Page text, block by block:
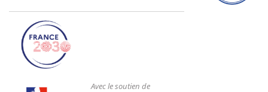
Avec le soutien de